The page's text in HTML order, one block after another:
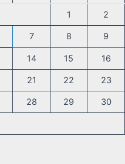
1 2
7 8 9
14 15 16
21 22 23
28 29 30